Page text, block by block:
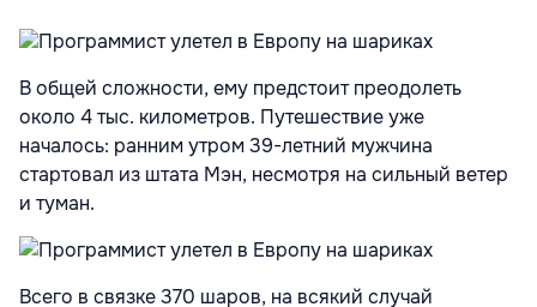
В общей сложности, ему предстоит преодолеть
около 4 тыс. километров. Путешествие уже
началось: ранним утром 39-летний мужчина
стартовал из штата Мэн, несмотря на сильный ветер
и туман.
Всего в связке 370 шаров, на всякий случай